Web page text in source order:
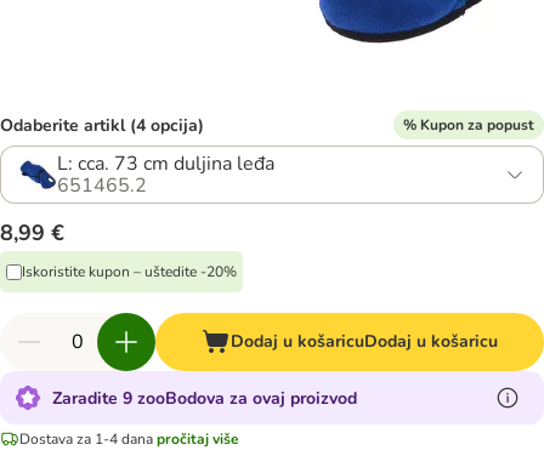
Odaberite artikl (4 opcija) % Kupon za popust
L: cca. 73 cm duljina leđa
651465.2
8,99 €
Iskoristite kupon – uštedite -20%
Dodaj u košaricuDodaj u košaricu
Zaradite 9 zooBodova za ovaj proizvod
Dostava za 1-4 danapročitaj više